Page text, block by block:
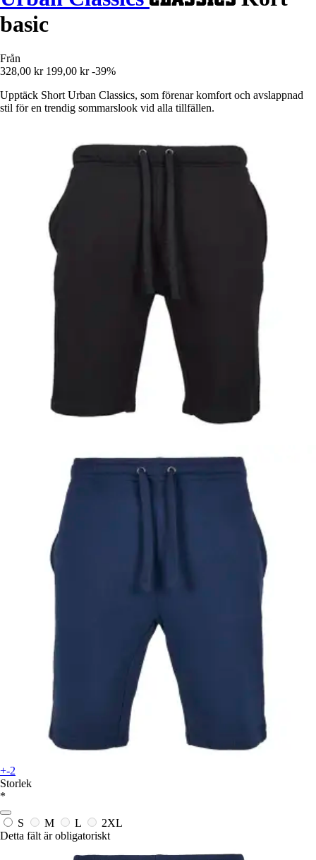
basic
Från
328,00 kr 199,00 kr -39%
Upptäck Short Urban Classics, som förenar komfort och avslappnad
stil för en trendig sommarslook vid alla tillfällen.
+-2
Storlek
*
S M L
2XL
Detta fält är obligatoriskt